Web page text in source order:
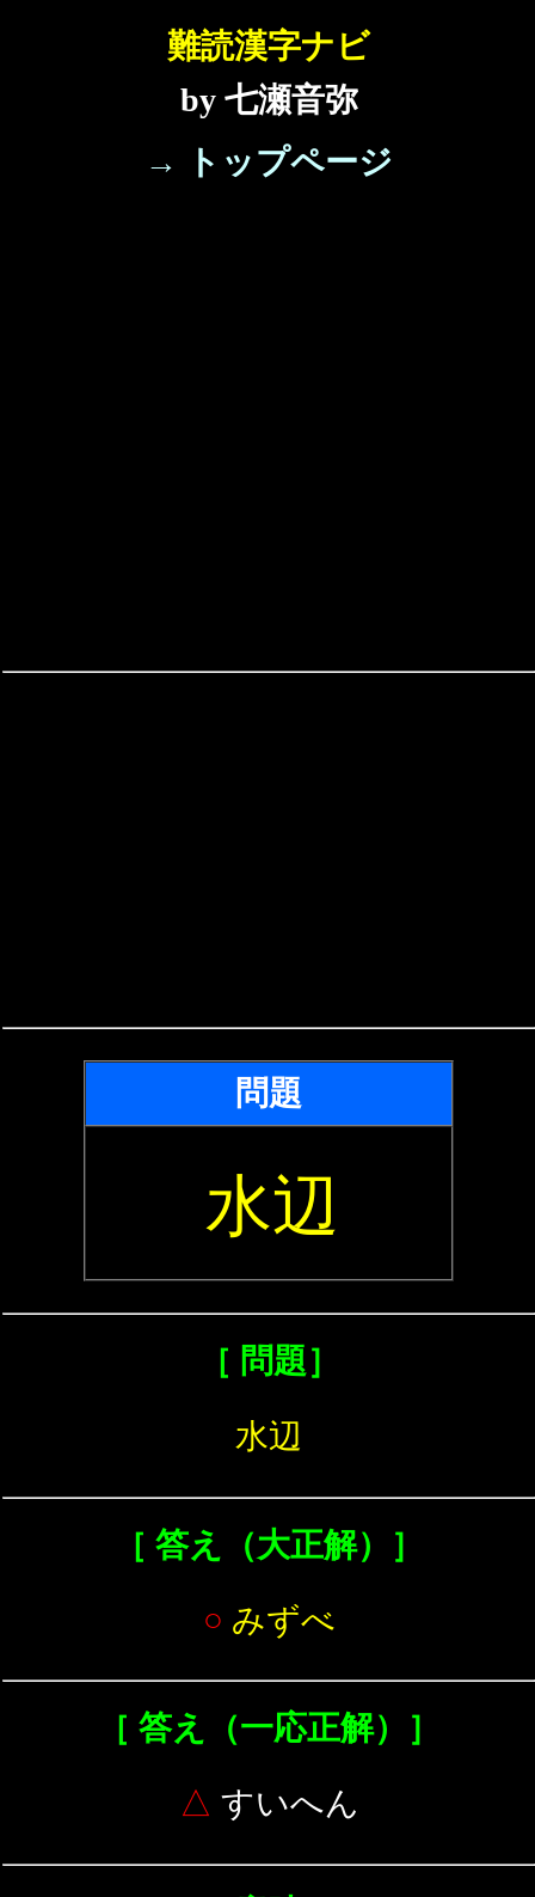
難読漢字ナビ
by 七瀬音弥
→ トップページ
問題
水辺
［ 問題］
水辺
［ 答え（大正解）］
○ みずべ
［ 答え（一応正解）］
△ すいへん